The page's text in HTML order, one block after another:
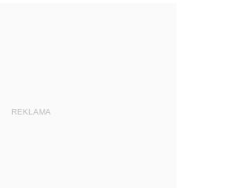
REKLAMA